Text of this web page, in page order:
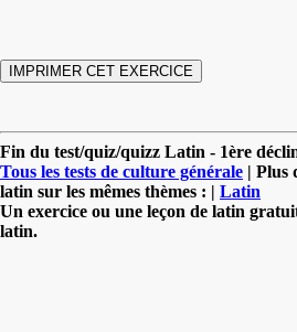
Fin du test/quiz/quizz Latin - 1ère
Tous les tests de culture générale | Plus
latin sur les mêmes thèmes : | Latin
Un exercice ou une leçon de latin
latin.